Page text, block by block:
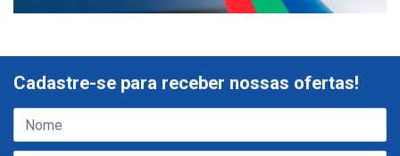
Cadastre-se para receber nossas ofertas!